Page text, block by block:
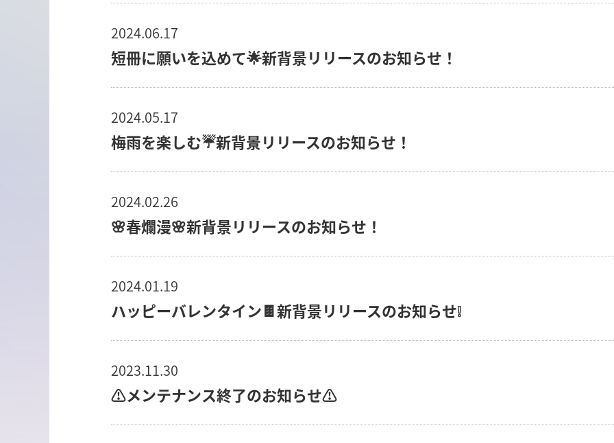
2024.06.17
短冊に願いを込めて🌟新背景リリースのお知らせ！
2024.05.17
梅雨を楽しむ☔️新背景リリースのお知らせ！
2024.02.26
🌸春爛漫🌸新背景リリースのお知らせ！
2024.01.19
ハッピーバレンタイン🍫新背景リリースのお知らせ❕
2023.11.30
⚠️メンテナンス終了のお知らせ⚠️